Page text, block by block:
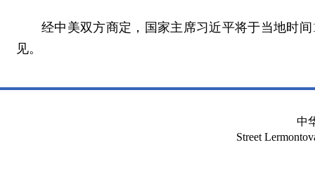
经中美双方商定，国家主席习近平将于当地时
见。
中
Street